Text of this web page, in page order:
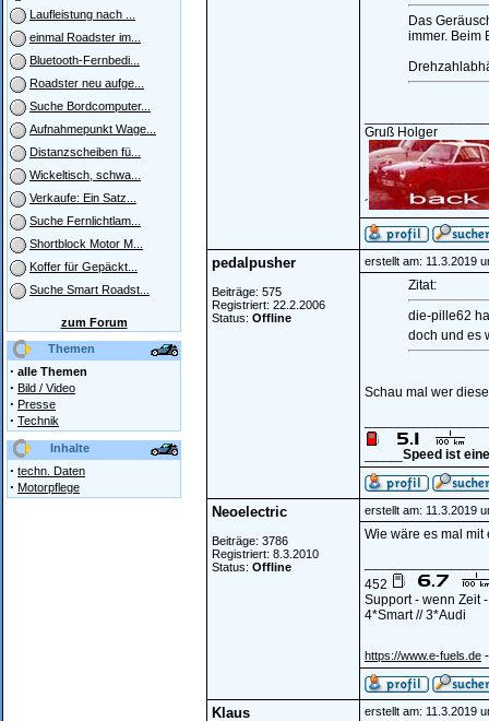
Laufleistung nach ...
einmal Roadster im...
Bluetooth-Fernbedi...
Roadster neu aufge...
Suche Bordcomputer...
Aufnahmepunkt Wage...
Distanzscheiben fü...
Wickeltisch, schwa...
Verkaufe: Ein Satz...
Suche Fernlichtlam...
Shortblock Motor M...
Koffer für Gepäckt...
Suche Smart Roadst...
zum Forum
Themen
· alle Themen
· Bild / Video
· Presse
· Technik
Inhalte
· techn. Daten
· Motorpflege
Das
immer. Beim
Gruß Holger
´
pedalpusher
Beiträge: 575
Registriert: 22.2.2006
Status: Offline
erstellt am: 11.3.2019
Zitat:
die-pille62
doch und es
Schau mal wer
Speed ist
Neoelectric
Beiträge: 3786
Registriert: 8.3.2010
Status: Offline
erstellt am: 11.3.2019
Wie wäre es mal mit
452
Support - wenn Zeit
4*Smart // 3*Audi
https://www.e-fuels.de
Klaus erstellt am: 11.3.2019